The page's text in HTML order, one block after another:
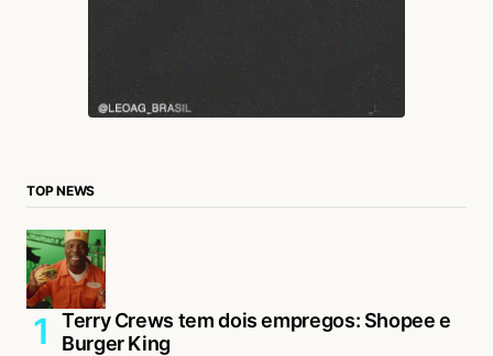
TOP NEWS
Terry Crews tem dois empregos: Shopee e
Burger King